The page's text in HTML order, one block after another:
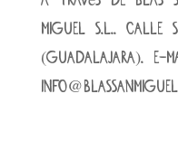
MIGUEL S.L.. CALLE
(Guadalajara). E-